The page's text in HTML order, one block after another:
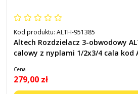
Kod produktu: ALTH-951385
Altech Rozdzielacz 3-obwodowy
calowy z nyplami 1/2x3/4 cala kod
Cena
279,00 zł